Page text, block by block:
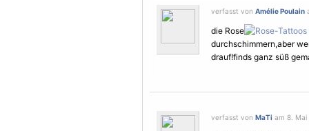
verfasst von Amélie Poulain
die Rose
durchschimmern,aber
drauf!finds ganz süß
verfasst von MaTi am 8. Mai